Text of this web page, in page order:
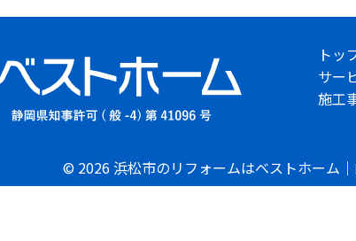
トッ
サー
施工
© 2026 浜松市のリフォームはベストホーム